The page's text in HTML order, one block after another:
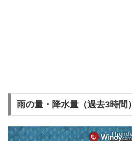
雨の量・降水量（過去3時間）